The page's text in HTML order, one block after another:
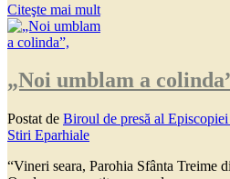
Citeşte mai mult
„Noi umblam a
Postat de Biroul de presă al Episcopiei
Stiri Eparhiale
“Vineri seara, Parohia Sfânta Treime